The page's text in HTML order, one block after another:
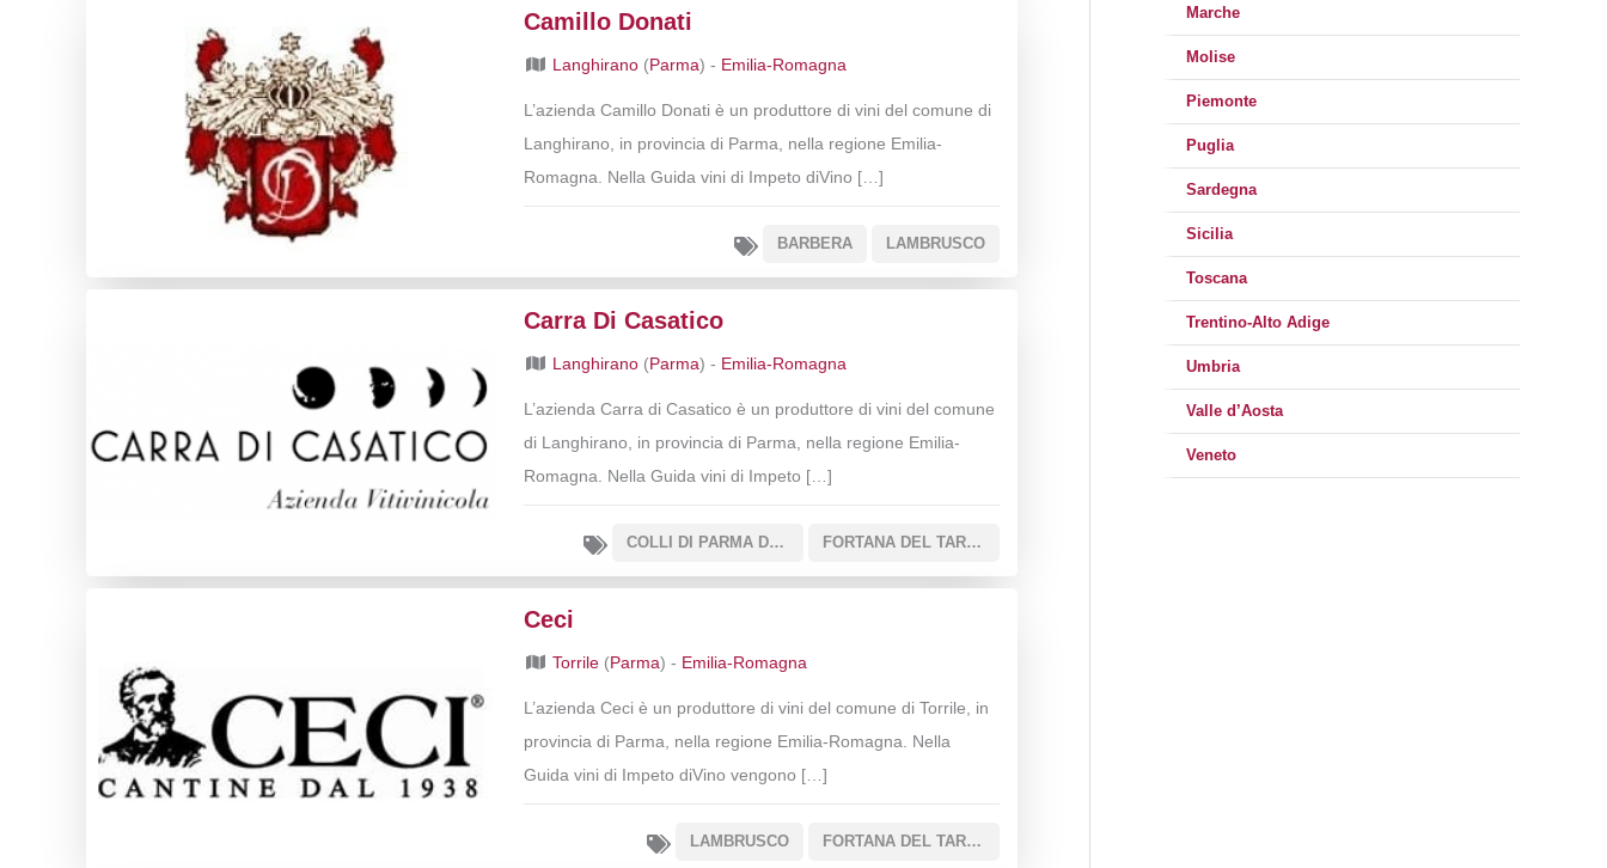
Camillo Donati
Langhirano (Parma) - Emilia-Romagna
L’azienda Camillo Donati è un produttore di vini del comune di
Langhirano, in provincia di Parma, nella regione Emilia-
Romagna. Nella Guida vini di Impeto diVino […]
BARBERA LAMBRUSCO
Carra Di Casatico
Langhirano (Parma) - Emilia-Romagna
L’azienda Carra di Casatico è un produttore di vini del comune
di Langhirano, in provincia di Parma, nella regione Emilia-
Romagna. Nella Guida vini di Impeto […]
COLLI DI PARMA DOC FORTANA DEL TARO IGT
Ceci
Torrile (Parma) - Emilia-Romagna
L’azienda Ceci è un produttore di vini del comune di Torrile, in
provincia di Parma, nella regione Emilia-Romagna. Nella
Guida vini di Impeto diVino vengono […]
LAMBRUSCO FORTANA DEL TARO IGT
Marche
Molise
Piemonte
Puglia
Sardegna
Sicilia
Toscana
Trentino-Alto Adige
Umbria
Valle d’Aosta
Veneto